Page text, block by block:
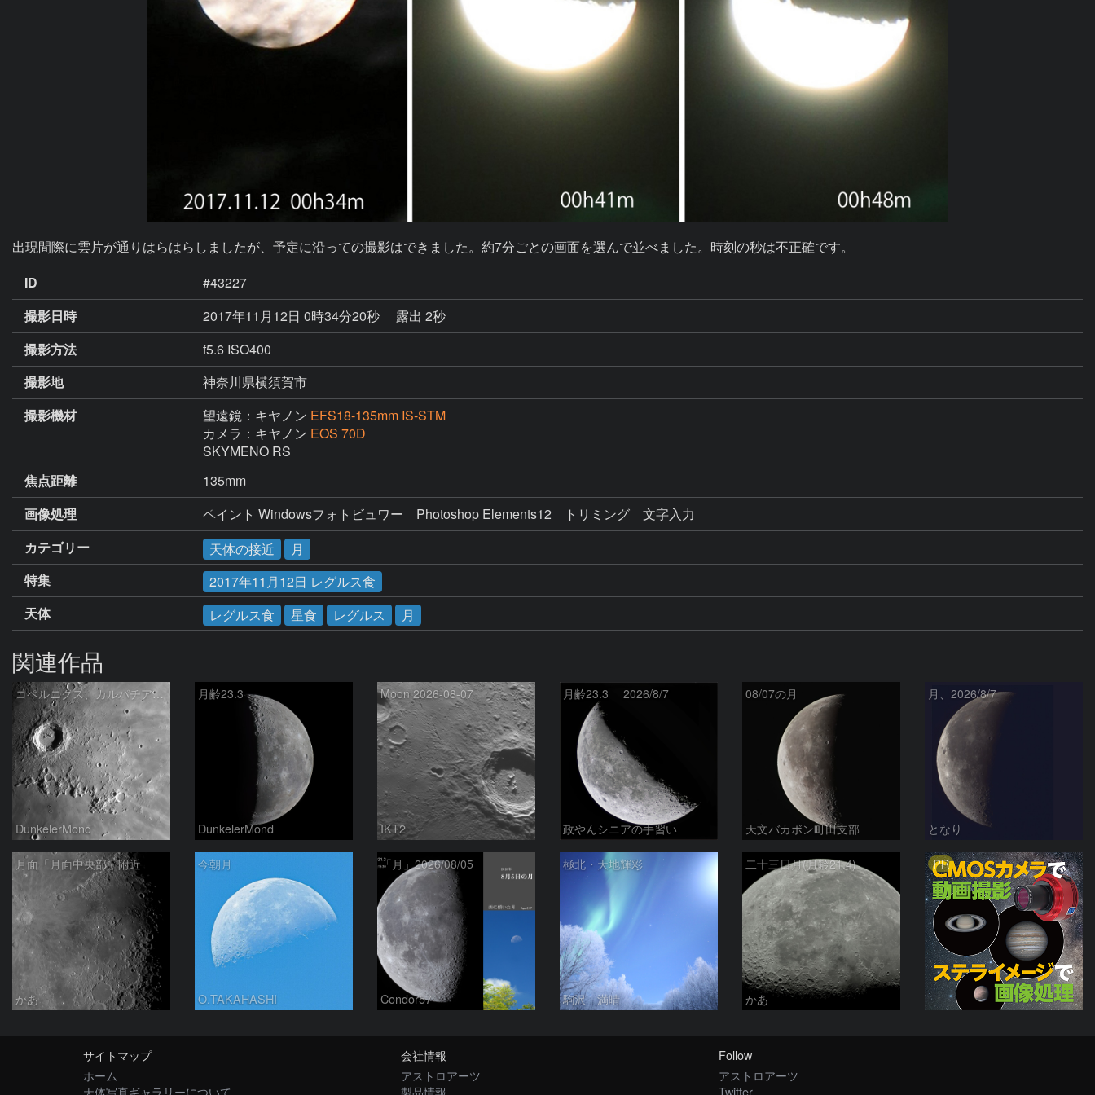
出現間際に雲片が通りはらはらしましたが、予定に沿っての撮影はできました。約7分ごとの画面を選んで並べました。時刻の秒は不正確です。
ID
#43227
撮影日時
2017年11月12日 0時34分20秒
露出 2秒
撮影方法
f5.6 ISO400
撮影地
神奈川県横須賀市
撮影機材
望遠鏡：キヤノン EFS18-135mm IS-STM
カメラ：キヤノン EOS 70D
SKYMENO RS
焦点距離
135mm
画像処理
ペイント Windowsフォトビュワー　Photoshop Elements12　トリミング　文字入力
カテゴリー
天体の接近
月
特集
2017年11月12日 レグルス食
天体
レグルス食 星食 レグルス 月
関連作品
コペルニクス、カルパチア山脈付近
DunkelerMond
月齢23.3
DunkelerMond
Moon 2026-08-07
IKT2
月齢23.3 2026/8/7
政やんシニアの手習い
08/07の月
天文バカボン町田支部
月、2026/8/7
となり
月面「月面中央部」附近
かあ
今朝月
O.TAKAHASHI
「月」2026/08/05
Condor57
極北・天地輝彩
駒沢 満晴
二十三日月(月齢21.4)
かあ
PR
サイトマップ
ホーム
天体写真ギャラリーについて
会社情報
アストロアーツ
製品情報
Follow
アストロアーツ
Twitter